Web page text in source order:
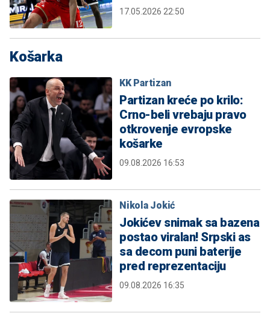
17.05.2026 22:50
Košarka
KK Partizan
Partizan kreće po krilo:
Crno-beli vrebaju pravo
otkrovenje evropske
košarke
09.08.2026 16:53
Nikola Jokić
Jokićev snimak sa bazena
postao viralan! Srpski as
sa decom puni baterije
pred reprezentaciju
09.08.2026 16:35